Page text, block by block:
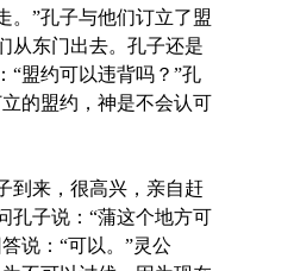
。”孔子与他们订立了盟
从东门出去。孔子还是
“盟约可以违背吗？”孔
的盟约，神是不会认可
来，很高兴，亲自赶
孔子说：“蒲这个地方可
说：“可以。”灵公